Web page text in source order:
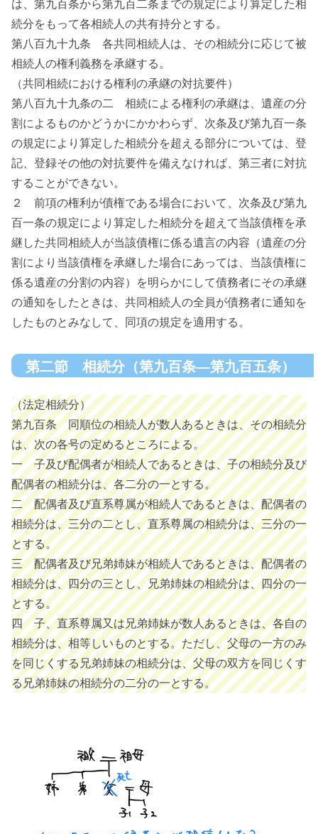
は、第九百条から第九百二条までの規定により算定した相
続分をもって各相続人の共有持分とする。
第八百九十九条 各共同相続人は、その相続分に応じて被
相続人の権利義務を承継する。
（共同相続における権利の承継の対抗要件）
第八百九十九条の二 相続による権利の承継は、遺産の分
割によるものかどうかにかかわらず、次条及び第九百一条
の規定により算定した相続分を超える部分については、登
記、登録その他の対抗要件を備えなければ、第三者に対抗
することができない。
２ 前項の権利が債権である場合において、次条及び第九
百一条の規定により算定した相続分を超えて当該債権を承
継した共同相続人が当該債権に係る遺言の内容（遺産の分
割により当該債権を承継した場合にあっては、当該債権に
係る遺産の分割の内容）を明らかにして債務者にその承継
の通知をしたときは、共同相続人の全員が債務者に通知を
したものとみなして、同項の規定を適用する。
第二節 相続分（第九百条―第九百五条）
（法定相続分）
第九百条 同順位の相続人が数人あるときは、その相続分
は、次の各号の定めるところによる。
一 子及び配偶者が相続人であるときは、子の相続分及び
配偶者の相続分は、各二分の一とする。
二 配偶者及び直系尊属が相続人であるときは、配偶者の
相続分は、三分の二とし、直系尊属の相続分は、三分の一
とする。
三 配偶者及び兄弟姉妹が相続人であるときは、配偶者の
相続分は、四分の三とし、兄弟姉妹の相続分は、四分の一
とする。
四 子、直系尊属又は兄弟姉妹が数人あるときは、各自の
相続分は、相等しいものとする。ただし、父母の一方のみ
を同じくする兄弟姉妹の相続分は、父母の双方を同じくす
る兄弟姉妹の相続分の二分の一とする。